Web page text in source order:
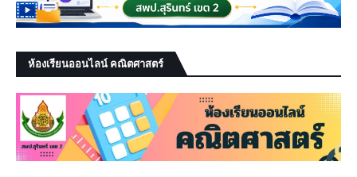
ห้องเรียนออนไลน์ คณิตศาสตร์